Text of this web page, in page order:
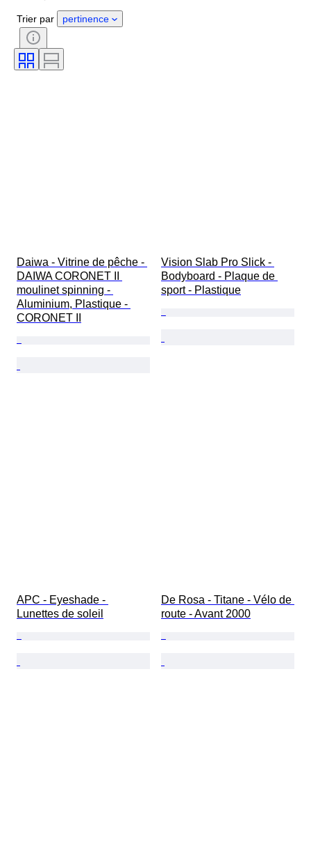
Couleur
Taille du vêtement
Époque
Équipe sportive
Trier par pertinence
Daiwa - Vitrine de pêche -
DAIWA CORONET II
moulinet spinning -
Aluminium, Plastique -
CORONET II
Vision Slab Pro Slick -
Bodyboard - Plaque de
sport - Plastique
APC - Eyeshade -
Lunettes de soleil
De Rosa - Titane - Vélo de
route - Avant 2000